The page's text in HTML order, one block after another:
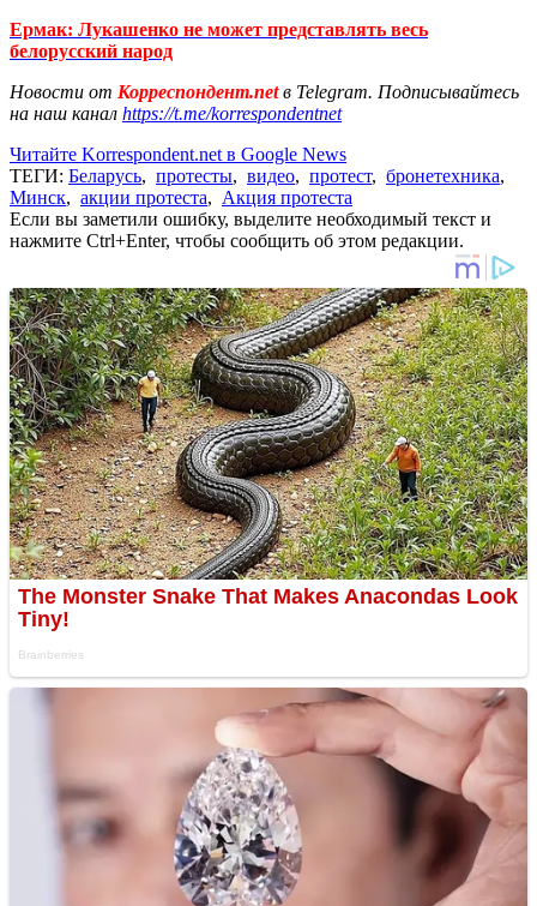
Ермак: Лукашенко не может представлять весь
белорусский народ
Новости от Корреспондент.netв Telegram. Подписывайтесь
на наш канал https://t.me/korrespondentnet
Читайте Korrespondent.net в Google News
ТЕГИ: Беларусь, протесты, видео, протест, бронетехника,
Минск, акции протеста, Акция протеста
Если вы заметили ошибку, выделите необходимый текст и
нажмите Ctrl+Enter, чтобы сообщить об этом редакции.